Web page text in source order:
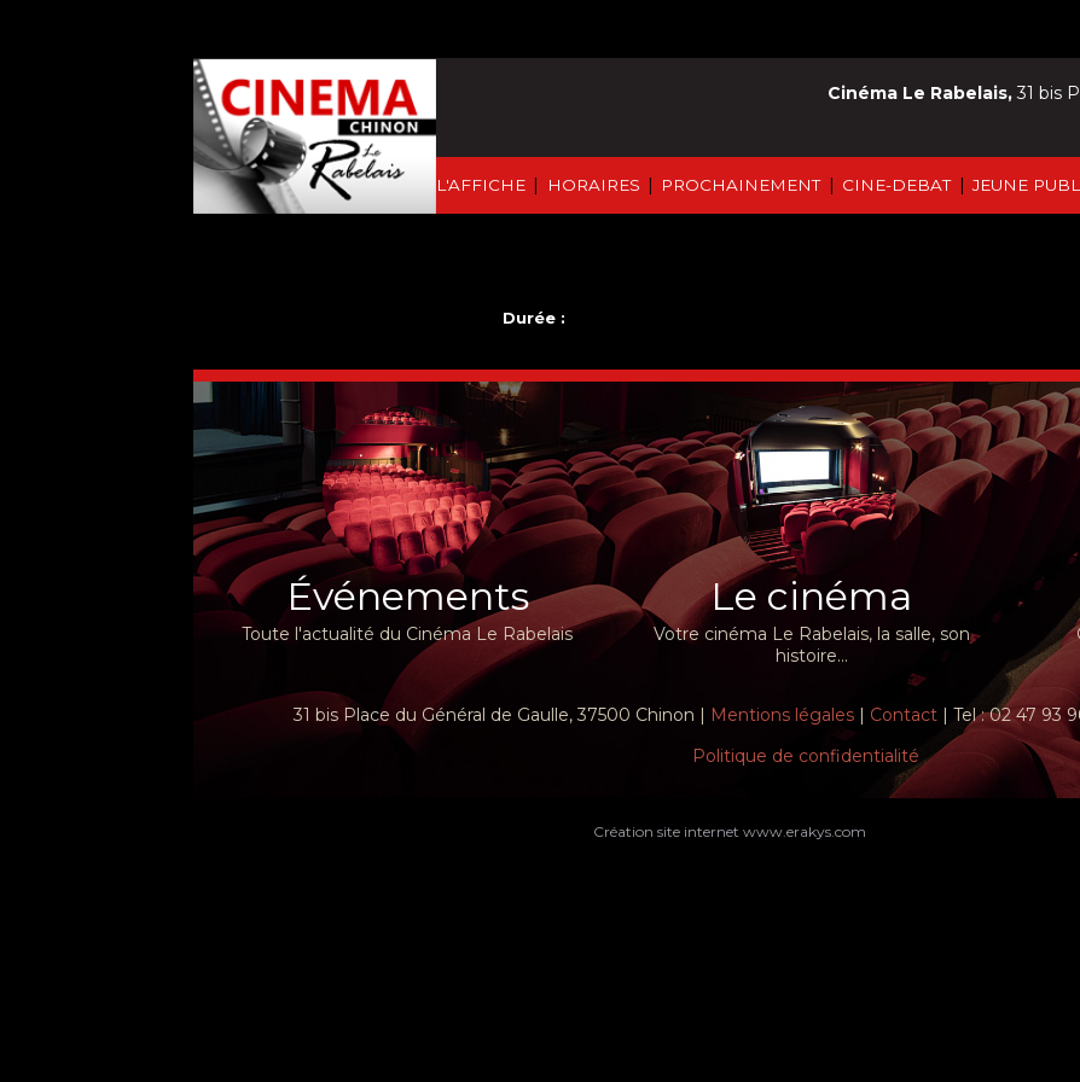
À L'AFFICHE | HORAIRES | PROCHAINEMENT | CINE-DEBAT | JEUNE
Cinéma Le Rabelais,31 bis
Durée :
Événements
Toute l'actualité du Cinéma Le Rabelais
Le cinéma
Votre cinéma Le Rabelais, la salle, son
histoire...
31 bis Place du Général de Gaulle, 37500 Chinon | Mentions légales | Contact | Tel : 02 47 93
Politique de confidentialité
Création site internet www.erakys.com